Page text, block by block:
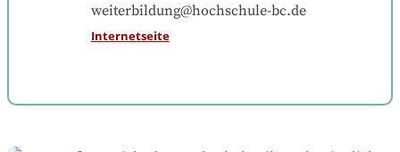
weiterbildung@hochschule-bc.de
Internetseite